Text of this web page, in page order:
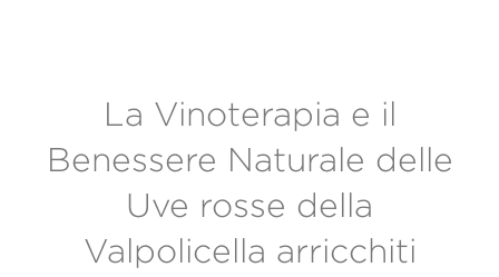
La Vinoterapia e il
Benessere Naturale delle
Uve rosse della
Valpolicella arricchiti